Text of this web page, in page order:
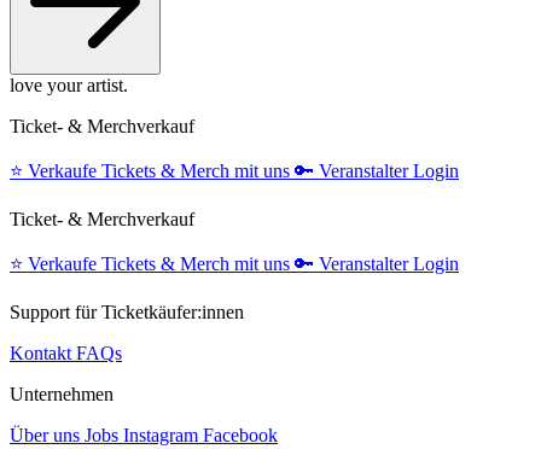
love your artist.
Ticket- & Merchverkauf
⭐️ Verkaufe Tickets & Merch mit uns 🔑 Veranstalter Login
Ticket- & Merchverkauf
⭐️ Verkaufe Tickets & Merch mit uns 🔑 Veranstalter Login
Support für Ticketkäufer:innen
Kontakt FAQs
Unternehmen
Über uns Jobs Instagram Facebook